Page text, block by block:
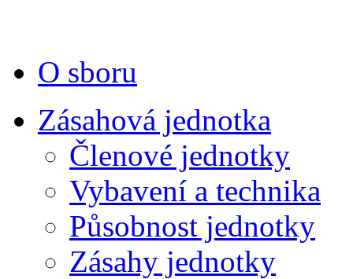
O sboru
Zásahová jednotka
Členové jednotky
Vybavení a technika
Působnost jednotky
Zásahy jednotky